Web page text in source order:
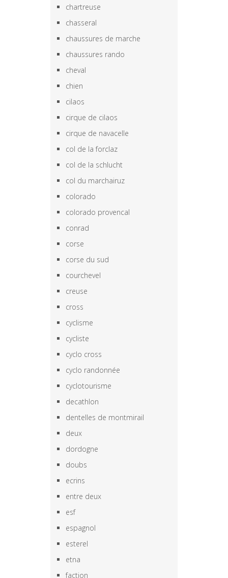
chartreuse
chasseral
chaussures de marche
chaussures rando
cheval
chien
cilaos
cirque de cilaos
cirque de navacelle
col de la forclaz
col de la schlucht
col du marchairuz
colorado
colorado provencal
conrad
corse
corse du sud
courchevel
creuse
cross
cyclisme
cycliste
cyclo cross
cyclo randonnée
cyclotourisme
decathlon
dentelles de montmirail
deux
dordogne
doubs
ecrins
entre deux
esf
espagnol
esterel
etna
faction